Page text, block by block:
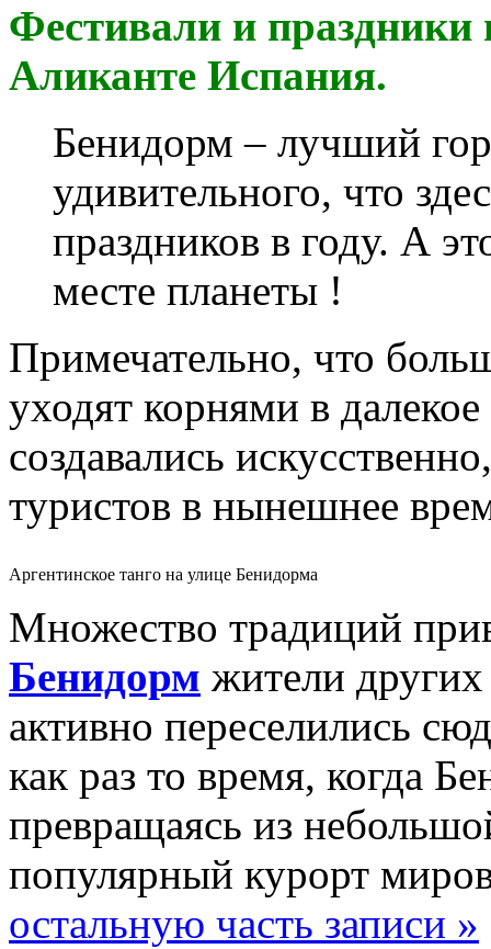
Фестивали и
Аликанте Испания.
Бенидорм – лучший
удивительного, что
праздников в году. А
месте планеты !
Примечательно, что
уходят корнями в
создавались
туристов в нынешнее
Аргентинское танго на улице Бенидорма
Множество традиций
Бенидорм жители
активно переселились
как раз то время, когда
превращаясь из
популярный курорт
остальную часть записи »